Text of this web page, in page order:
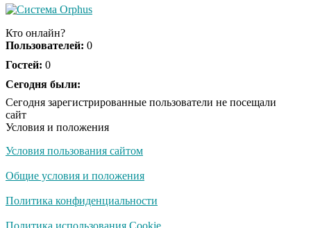
Ролик из Омска: вы
Ржу не переставая, это
не раз
Скрытая камера на
люди вытворяют, когда
Ролик длится
Кто онлайн?
Пользователей: 0
Гостей: 0
Сегодня были:
Сегодня зарегистрированные пользователи не посещали
сайт
Условия и положения
Условия пользования сайтом
Общие условия и положения
Политика конфиденциальности
Политика использования Cookie